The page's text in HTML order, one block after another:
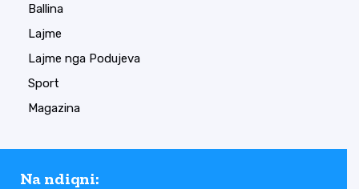
Ballina
Lajme
Lajme nga Podujeva
Sport
Magazina
Na ndiqni: